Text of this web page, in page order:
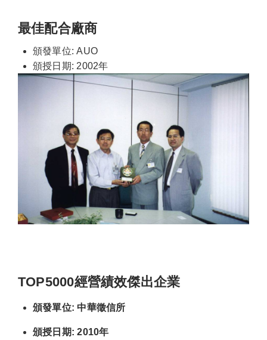
最佳配合廠商
頒發單位: AUO
頒授日期: 2002年
TOP5000經營績效傑出企業
頒發單位: 中華徵信所
頒授日期: 2010年